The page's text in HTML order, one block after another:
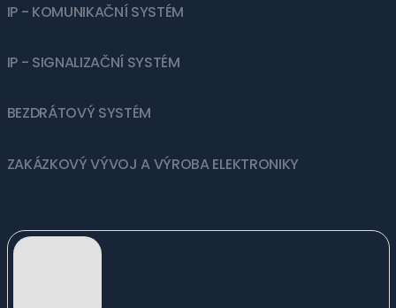
IP - KOMUNIKAČNÍ SYSTÉM
IP - SIGNALIZAČNÍ SYSTÉM
BEZDRÁTOVÝ SYSTÉM
ZAKÁZKOVÝ VÝVOJ A VÝROBA ELEKTRONIKY